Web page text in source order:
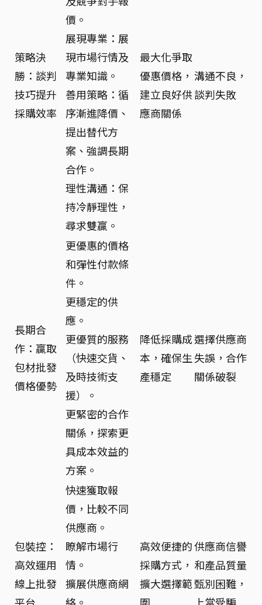
策略決
勝：談判
技巧提升
採購效率
價。
展現專業：展
現市場行情及
專業知識。
善用策略：循
序漸進降價、
提出替代方
案、強調長期
合作。
理性溝通：保
持冷靜理性，
尋求雙贏。
最大化爭取
優惠價格，
建立良好供
應商關係
溝通不良，
談判失敗
長期合
作：贏取
包材批發
價格優勢
更優惠的價格
和彈性付款條
件。
更穩定的供
應。
更優質的服務
（快速交貨、
及時技術支
援）。
更緊密的合作
關係，探索更
具成本效益的
方案。
降低採購成
本，確保生
產穩定
選擇供應商
失誤，合作
關係破裂
包裝控：
高效運用
線上批發
快速獲取報
價，比較不同
供應商。
瞭解市場行
情。
擴展供應商網
高效便捷的
採購方式，
擴大選擇範
供應商信譽
和產品質量
甄別困難，